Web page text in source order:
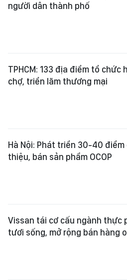
người dân thành phố
TPHCM: 133 địa điểm tổ chức
chợ, triển lãm thương mại
Hà Nội: Phát triển 30-40 điểm
thiệu, bán sản phẩm OCOP
Vissan tái cơ cấu ngành thực
tươi sống, mở rộng bán hàng